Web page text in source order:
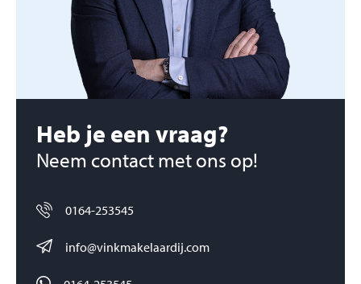
Heb je een vraag?
Neem contact met ons op!
0164-253545
info@vinkmakelaardij.com